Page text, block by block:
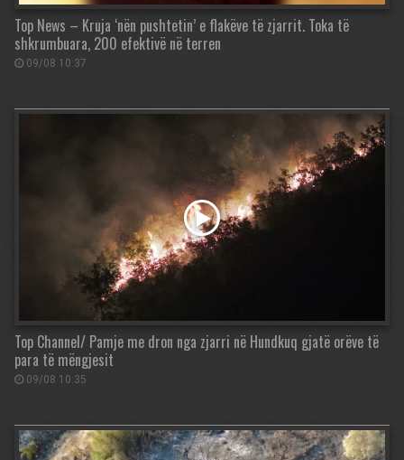
Top News – Kruja ‘nën pushtetin’ e flakëve të zjarrit. Toka të
shkrumbuara, 200 efektivë në terren
09/08 10:37
Top Channel/ Pamje me dron nga zjarri në Hundkuq gjatë orëve të
para të mëngjesit
09/08 10:35